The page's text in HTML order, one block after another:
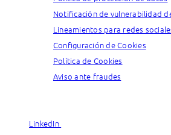
Notificación de vulnerabilidad
Lineamientos para redes
Configuración de Cookies
Política de Cookies
Aviso ante fraudes
LinkedIn